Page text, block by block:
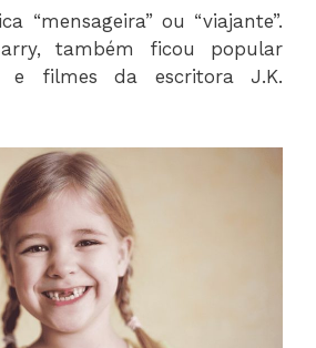
“mensageira” ou “viajante”.
também ficou popular
e filmes da escritora J.K.